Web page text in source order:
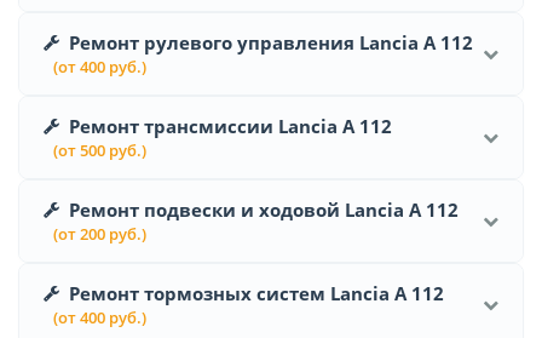
Ремонт рулевого управления Lancia A 112
(от 400 руб.)
Ремонт трансмиссии Lancia A 112
(от 500 руб.)
Ремонт подвески и ходовой Lancia A 112
(от 200 руб.)
Ремонт тормозных систем Lancia A 112
(от 400 руб.)